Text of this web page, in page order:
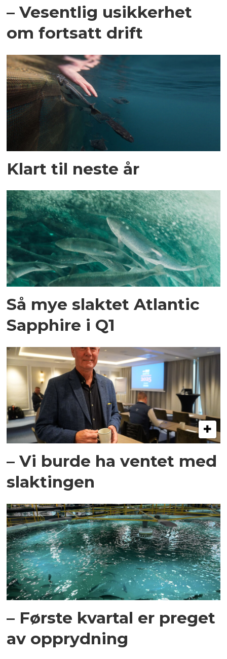
– Vesentlig usikkerhet
om fortsatt drift
Klart til neste år
Så mye slaktet Atlantic
Sapphire i Q1
– Vi burde ha ventet med
slaktingen
– Første kvartal er preget
av opprydning